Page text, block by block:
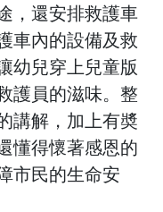
，還安排救護車
車內的設備及救
幼兒穿上兒童版
護員的滋味。整
講解，加上有奬
懂得懷著感恩的
市民的生命安